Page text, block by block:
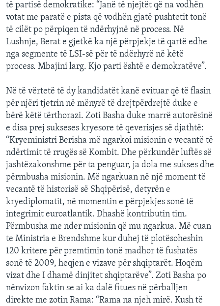
të partisë demokratike: “Janë të njejtët që na vodhën
votat me paratë e pista që vodhën gjatë pushtetit tonë
të cilët po përpiqen të ndërhyjnë në process. Në
Lushnje, Berat e gjetkë ka një përpjekje të qartë edhe
nga segmente të LSI-së për të ndërhyrë në këtë
process. Mbajini larg. Kjo parti është e demokratëve”.
Në të vërtetë të dy kandidatët kanë evituar që të flasin
për njëri tjetrin në mënyrë të drejtpërdrejtë duke e
bërë këtë tërthorazi. Zoti Basha duke marrë autorësinë
e disa prej sukseses kryesore të qeverisjes së djathtë:
“Kryeministri Berisha më ngarkoi misionin e vecantë të
ndërtimit të rrugës së Kombit. Dhe përkundër luftës së
jashtëzakonshme për ta penguar, ja dola me sukses dhe
përmbusha misionin. Më ngarkuan në një moment të
vecantë të historisë së Shqipërisë, detyrën e
kryediplomatit, në momentin e përpjekjes sonë të
integrimit euroatlantik. Dhashë kontributin tim.
Përmbusha me nder misionin që mu ngarkua. Më cuan
te Ministria e Brendshme kur duhej të plotësoheshin
120 kritere për premtimin tonë madhor të fushatës
sonë të 2009, heqjen e vizave për shqiptarët. Hoqëm
vizat dhe I dhamë dinjitet shqiptarëve”. Zoti Basha po
nënvizon faktin se ai ka dalë fitues në përballjen
direkte me zotin Rama: “Rama na njeh mirë. Kush të